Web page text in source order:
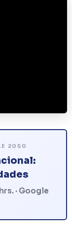
2050
· Google